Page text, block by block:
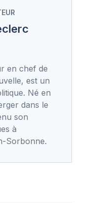
en chef de
est un
Né en
dans le
son
à
Sorbonne.